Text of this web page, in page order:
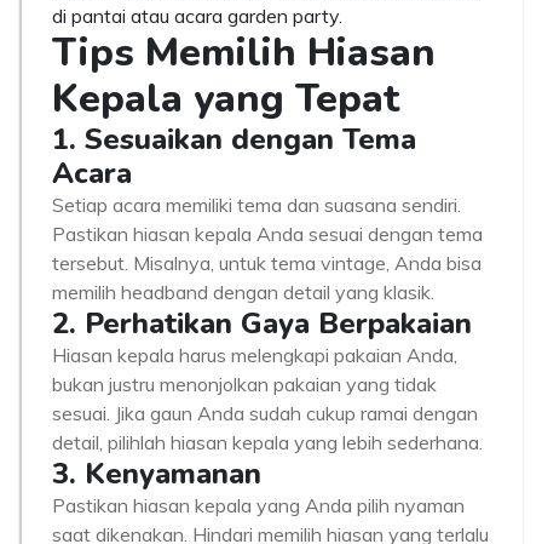
di pantai atau acara garden party.
Tips Memilih Hiasan
Kepala yang Tepat
1. Sesuaikan dengan Tema
Acara
Setiap acara memiliki tema dan suasana sendiri.
Pastikan hiasan kepala Anda sesuai dengan tema
tersebut. Misalnya, untuk tema vintage, Anda bisa
memilih headband dengan detail yang klasik.
2. Perhatikan Gaya Berpakaian
Hiasan kepala harus melengkapi pakaian Anda,
bukan justru menonjolkan pakaian yang tidak
sesuai. Jika gaun Anda sudah cukup ramai dengan
detail, pilihlah hiasan kepala yang lebih sederhana.
3. Kenyamanan
Pastikan hiasan kepala yang Anda pilih nyaman
saat dikenakan. Hindari memilih hiasan yang terlalu